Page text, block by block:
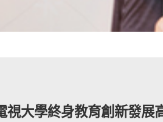
視大學終身教育創新發展